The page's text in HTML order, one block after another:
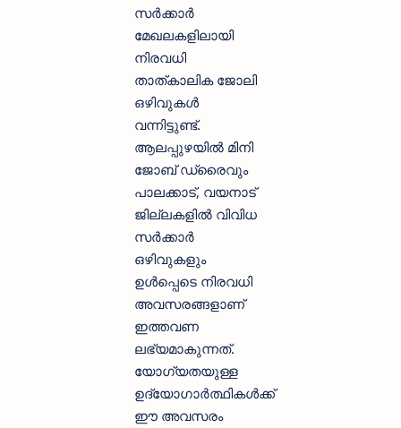
സർക്കാർ
മേഖലകളിലായി
നിരവധി
താത്കാലിക ജോലി
ഒഴിവുകൾ
വന്നിട്ടുണ്ട്.
ആലപ്പുഴയിൽ മിനി
ജോബ് ഡ്രൈവും
പാലക്കാട്, വയനാട്
ജില്ലകളിൽ വിവിധ
സർക്കാർ
ഒഴിവുകളും
ഉൾപ്പെടെ നിരവധി
അവസരങ്ങളാണ്
ഇത്തവണ
ലഭ്യമാകുന്നത്.
യോഗ്യതയുള്ള
ഉദ്യോഗാർത്ഥികൾക്ക്
ഈ അവസരം